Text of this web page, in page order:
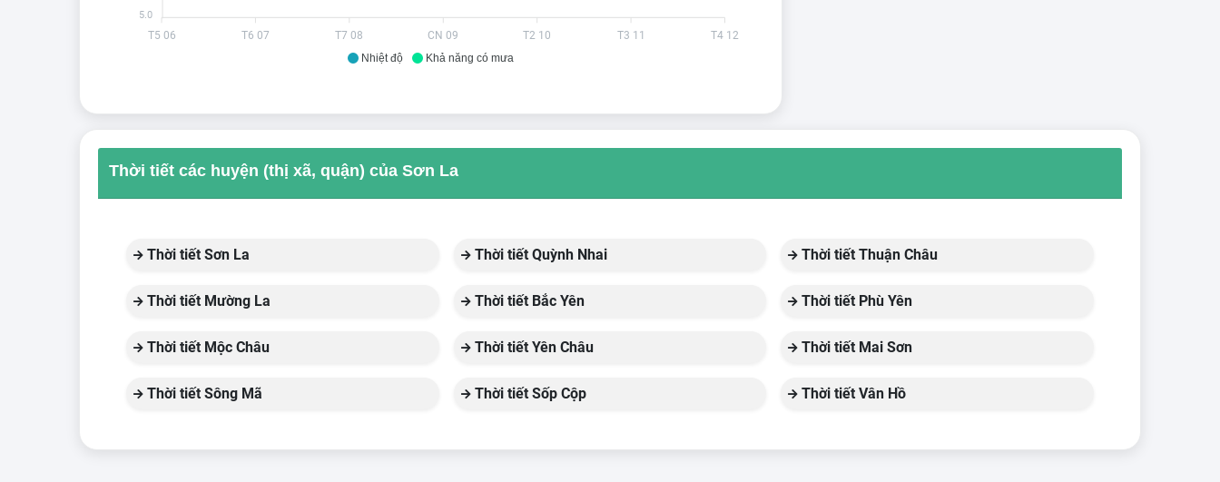
Nhiệt độ Khả năng có mưa
T5 06 T6 07 T7 08 CN 09 T2 10 T3 11 T4 12
5.0
Thời tiết các huyện (thị xã, quận) của Sơn La
Thời tiết Sơn La Thời tiết Quỳnh Nhai Thời tiết Thuận Châu
Thời tiết Mường La Thời tiết Bắc Yên Thời tiết Phù Yên
Thời tiết Mộc Châu Thời tiết Yên Châu Thời tiết Mai Sơn
Thời tiết Sông Mã Thời tiết Sốp Cộp Thời tiết Vân Hồ